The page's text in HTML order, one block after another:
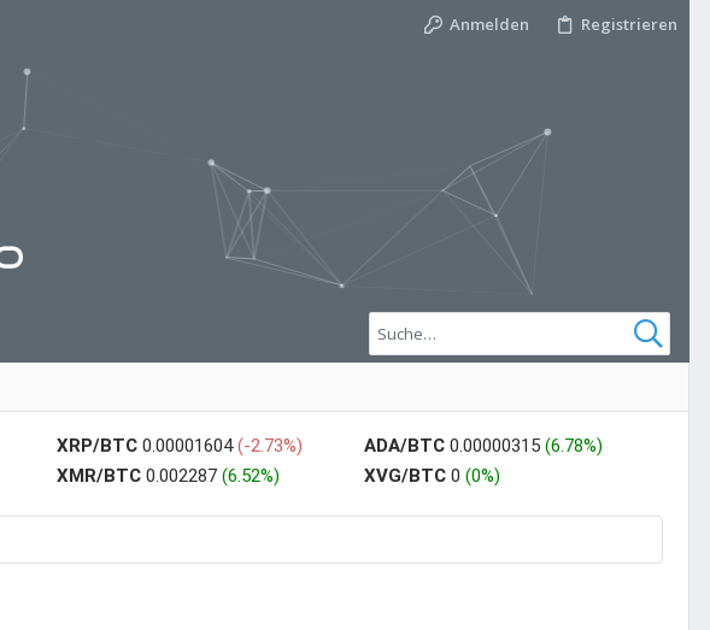
Anmelden Registrieren
XRP/BTC 0.00001604(-2.73%) ADA/BTC 0.00000315 (6.78%)
XMR/BTC 0.002287 (6.52%) XVG/BTC 0 (0%)